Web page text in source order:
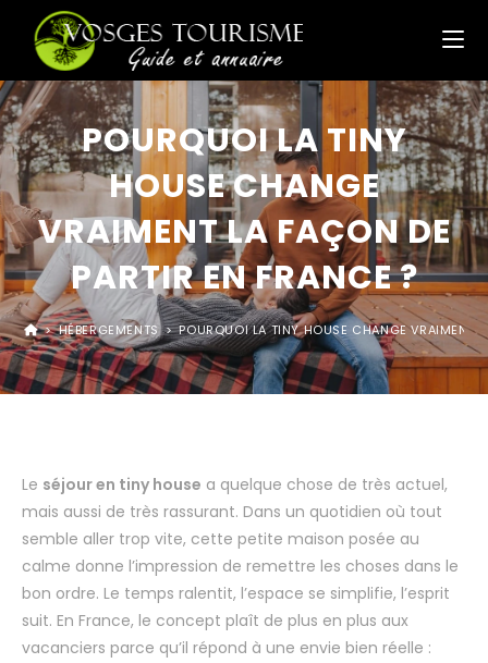
POURQUOI LA TINY
HOUSE CHANGE
VRAIMENT LA FAÇON DE
PARTIR EN FRANCE ?
> HÉBERGEMENTS > POURQUOI LA TINY HOUSE CHANGE VRAIMENT
Le séjour en tiny house a quelque chose de très actuel,
mais aussi de très rassurant. Dans un quotidien où tout
semble aller trop vite, cette petite maison posée au
calme donne l’impression de remettre les choses dans le
bon ordre. Le temps ralentit, l’espace se simplifie, l’esprit
suit. En France, le concept plaît de plus en plus aux
vacanciers parce qu’il répond à une envie bien réelle :